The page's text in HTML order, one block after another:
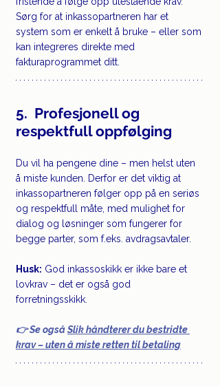
Sørg for at inkassopartneren har et
system som er enkelt å bruke – eller som
kan integreres direkte med
fakturaprogrammet ditt.
5.  Profesjonell og
respektfull oppfølging
Du vil ha pengene dine – men helst uten
å miste kunden. Derfor er det viktig at
inkassopartneren følger opp på en seriøs
og respektfull måte, med mulighet for
dialog og løsninger som fungerer for
begge parter, som f.eks. avdragsavtaler.
Husk: God inkassoskikk er ikke bare et
lovkrav – det er også god
forretningsskikk.
👉 Se også Slik håndterer du bestridte
krav – uten å miste retten til betaling